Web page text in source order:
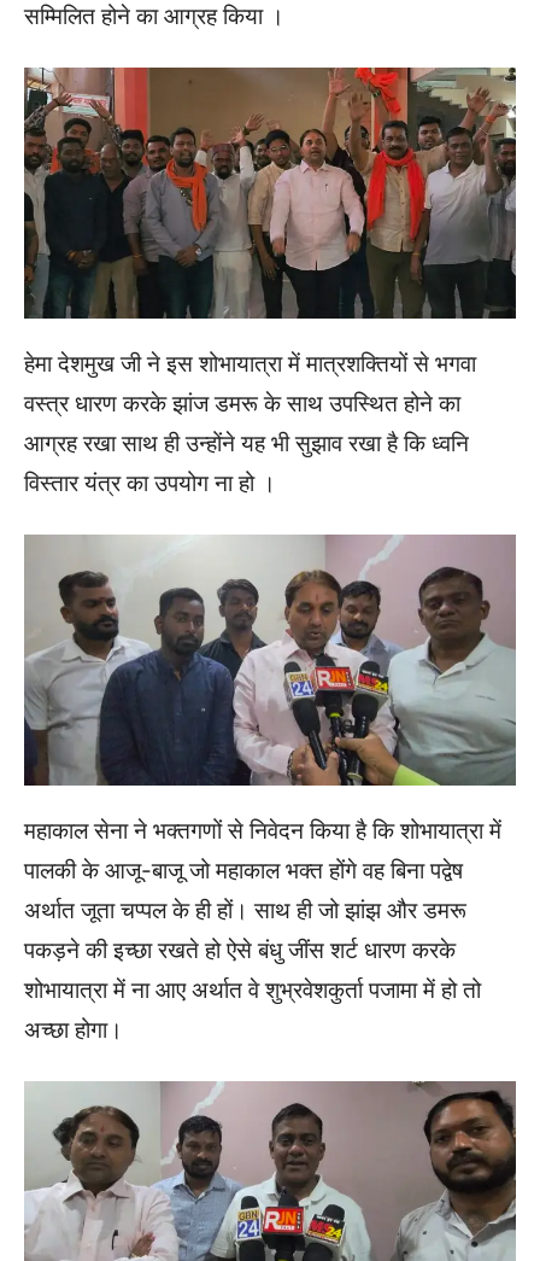
सम्मिलित होने का आग्रह किया ।
हेमा देशमुख जी ने इस शोभायात्रा में मात्रशक्तियों से भगवा
वस्त्र धारण करके झांज डमरू के साथ उपस्थित होने का
आग्रह रखा साथ ही उन्होंने यह भी सुझाव रखा है कि ध्वनि
विस्तार यंत्र का उपयोग ना हो ।
महाकाल सेना ने भक्तगणों से निवेदन किया है कि शोभायात्रा में
पालकी के आजू-बाजू जो महाकाल भक्त होंगे वह बिना पद्वेष
अर्थात जूता चप्पल के ही हों। साथ ही जो झांझ और डमरू
पकड़ने की इच्छा रखते हो ऐसे बंधु जींस शर्ट धारण करके
शोभायात्रा में ना आए अर्थात वे शुभ्रवेशकुर्ता पजामा में हो तो
अच्छा होगा।